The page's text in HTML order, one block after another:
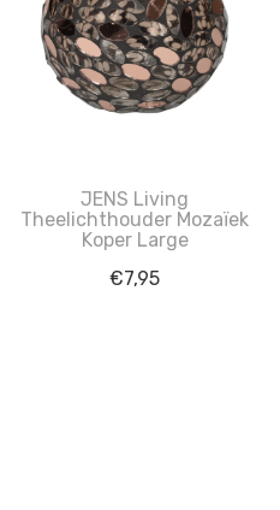
JENS Living
Theelichthouder Mozaïek
Koper Large
€7,95